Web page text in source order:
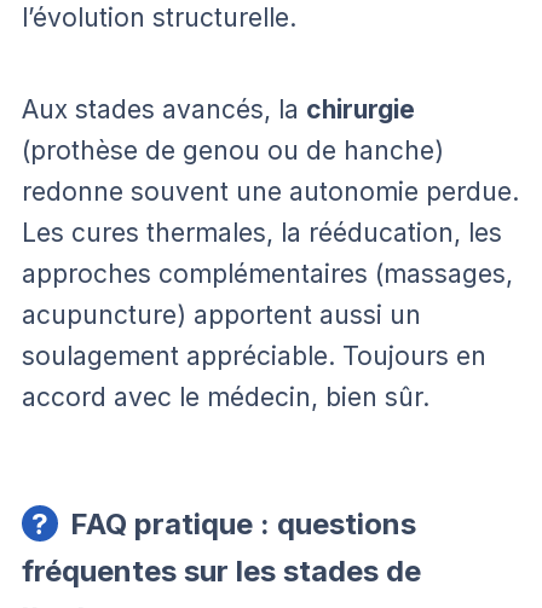
l’évolution structurelle.
Aux stades avancés, la chirurgie
(prothèse de genou ou de hanche)
redonne souvent une autonomie perdue.
Les cures thermales, la rééducation, les
approches complémentaires (massages,
acupuncture) apportent aussi un
soulagement appréciable. Toujours en
accord avec le médecin, bien sûr.
FAQ pratique : questions
fréquentes sur les stades de